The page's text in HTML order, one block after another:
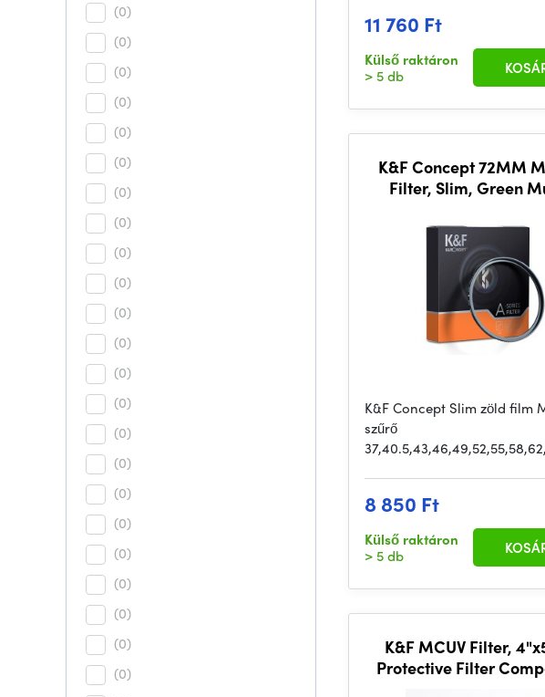
(0)
(0)
(0)
(0)
(0)
(0)
(0)
(0)
(0)
(0)
(0)
(0)
(0)
(0)
(0)
(0)
(0)
(0)
(0)
(0)
(0)
(0)
(0)
11 760 Ft
Külső raktáron
> 5 db
K&F Concept 72MM
Filter, Slim, Green
K&F Concept Slim zöld film
szűrő
8 850 Ft
Külső raktáron
> 5 db
K&F MCUV Filter,
Protective Filter